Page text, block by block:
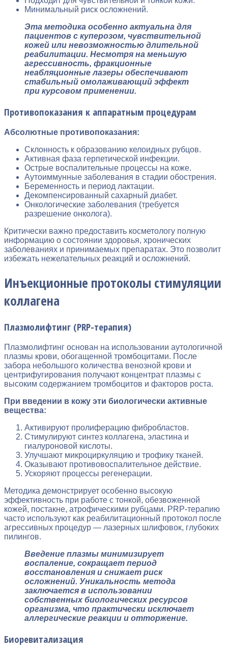
Минимальный риск осложнений.
Эта методика особенно актуальна для
пациентов с куперозом, чувствительной
кожей или невозможностью длительной
реабилитации. Несмотря на меньшую
агрессивность, фракционные
неабляционные лазеры обеспечивают
стабильный омолаживающий эффект
при курсовом применении.
Противопоказания к аппаратным процедурам
Абсолютные противопоказания:
Склонность к образованию келоидных рубцов.
Активная фаза герпетической инфекции.
Острые воспалительные процессы на коже.
Аутоиммунные заболевания в стадии обострения.
Беременность и период лактации.
Декомпенсированный сахарный диабет.
Онкологические заболевания (требуется
разрешение онколога).
Критически важно предоставить косметологу полную
информацию о состоянии здоровья, хронических
заболеваниях и принимаемых препаратах. Это позволит
избежать нежелательных реакций и осложнений.
Инъекционные протоколы стимуляции
коллагена
Плазмолифтинг (PRP-терапия)
Плазмолифтинг основан на использовании аутологичной
плазмы крови, обогащенной тромбоцитами. После
забора небольшого количества венозной крови и
центрифугирования получают концентрат плазмы с
высоким содержанием тромбоцитов и факторов роста.
При введении в кожу эти биологически активные
вещества:
Активируют пролиферацию фибробластов.
Стимулируют синтез коллагена, эластина и
гиалуроновой кислоты.
Улучшают микроциркуляцию и трофику тканей.
Оказывают противовоспалительное действие.
Ускоряют процессы регенерации.
Методика демонстрирует особенно высокую
эффективность при работе с тонкой, обезвоженной
кожей, постакне, атрофическими рубцами. PRP-терапию
часто используют как реабилитационный протокол после
агрессивных процедур — лазерных шлифовок, глубоких
пилингов.
Введение плазмы минимизирует
воспаление, сокращает период
восстановления и снижает риск
осложнений. Уникальность метода
заключается в использовании
собственных биологических ресурсов
организма, что практически исключает
аллергические реакции и отторжение.
Биоревитализация